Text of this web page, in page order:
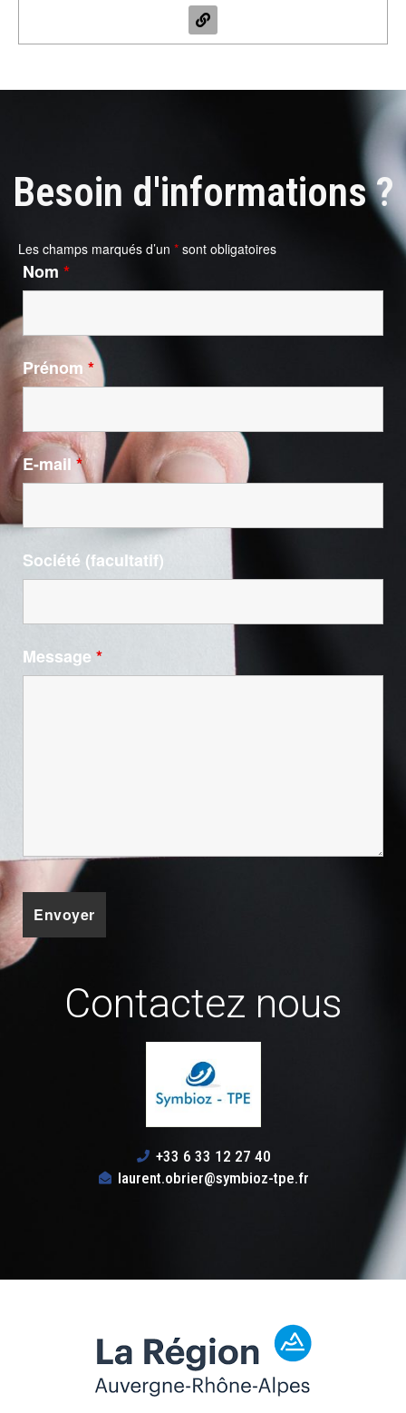
Besoin d'informations ?
Les champs marqués d’un * sont obligatoires
Nom *
Prénom *
E-mail*
Société (facultatif)
Message *
Contactez nous
+33 6 33 12 27 40
laurent.obrier@symbioz-tpe.fr